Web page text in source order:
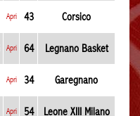
Apri 43
Corsico
Apri 64
Legnano Basket
Apri 34
Garegnano
Apri 54 Leone XIII Milano